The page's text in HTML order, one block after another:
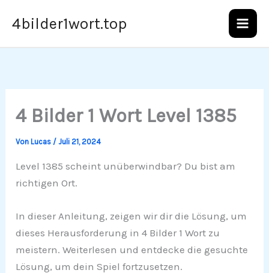
Inhalt
4bilder1wort.top
4 Bilder 1 Wort Level 1385
VonLucas /Juli 21, 2024
Level 1385 scheint unüberwindbar? Du bist am
richtigen Ort.
In dieser Anleitung, zeigen wir dir die Lösung, um
dieses Herausforderung in 4 Bilder 1 Wort zu
meistern. Weiterlesen und entdecke die gesuchte
Lösung, um dein Spiel fortzusetzen.